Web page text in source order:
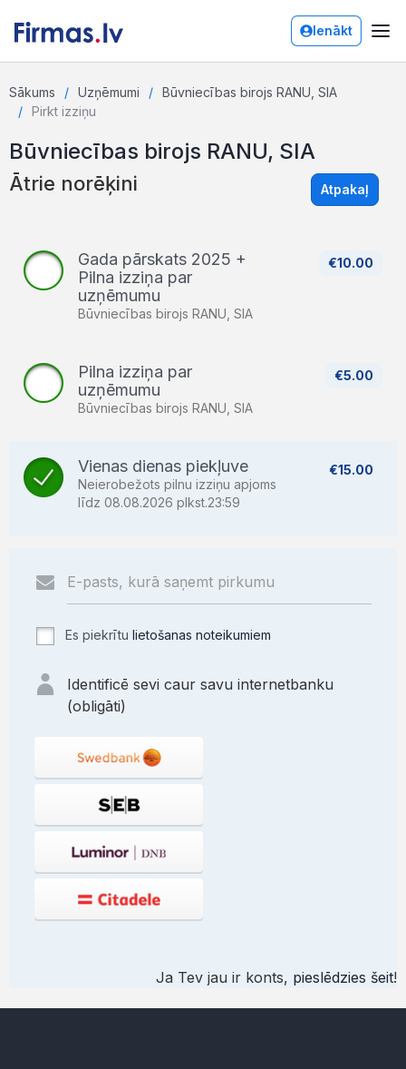
Ienākt
Sākums Uzņēmumi
Būvniecības birojs RANU, SIA
Pirkt izziņu
Būvniecības birojs RANU, SIA
Ātrie norēķini Atpakaļ
€10.00
Gada pārskats 2025 +
Pilna izziņa par
uzņēmumu
Būvniecības birojs RANU, SIA
€5.00
Pilna izziņa par
uzņēmumu
Būvniecības birojs RANU, SIA
€15.00
Vienas dienas piekļuve
Neierobežots pilnu izziņu apjoms
līdz 08.08.2026 plkst.23:59
Es piekrītu lietošanas noteikumiem
Identificē sevi caur savu internetbanku
(obligāti)
Ja Tev jau ir konts, pieslēdzies šeit!